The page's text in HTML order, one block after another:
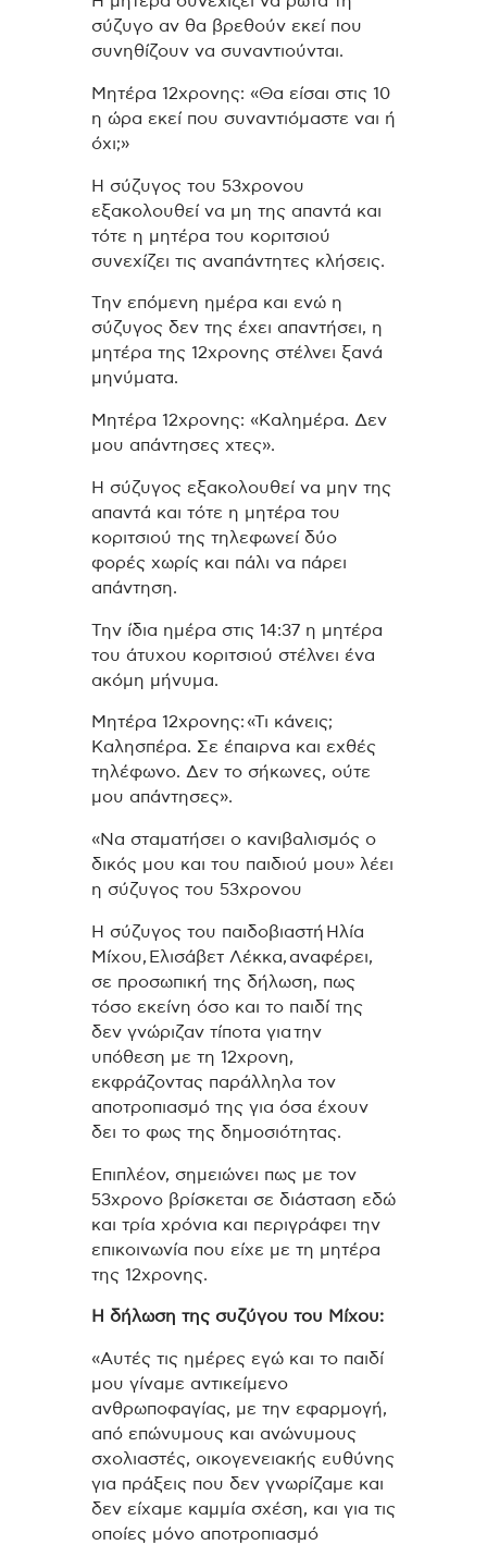
σύζυγο αν θα βρεθούν εκεί που
συνηθίζουν να συναντιούνται.
Μητέρα 12χρονης: «Θα είσαι στις 10
η ώρα εκεί που συναντιόμαστε ναι ή
όχι;»
Η σύζυγος του 53χρονου
εξακολουθεί να μη της απαντά και
τότε η μητέρα του κοριτσιού
συνεχίζει τις αναπάντητες κλήσεις.
Την επόμενη ημέρα και ενώ η
σύζυγος δεν της έχει απαντήσει, η
μητέρα της 12χρονης στέλνει ξανά
μηνύματα.
Μητέρα 12χρονης: «Καλημέρα. Δεν
μου απάντησες χτες».
Η σύζυγος εξακολουθεί να μην της
απαντά και τότε η μητέρα του
κοριτσιού της τηλεφωνεί δύο
φορές χωρίς και πάλι να πάρει
απάντηση.
Την ίδια ημέρα στις 14:37 η μητέρα
του άτυχου κοριτσιού στέλνει ένα
ακόμη μήνυμα.
Μητέρα 12χρονης: «Τι κάνεις;
Καλησπέρα. Σε έπαιρνα και εχθές
τηλέφωνο. Δεν το σήκωνες, ούτε
μου απάντησες».
«Να σταματήσει ο κανιβαλισμός ο
δικός μου και του παιδιού μου» λέει
η σύζυγος του 53χρονου
Η σύζυγος του παιδοβιαστή Ηλία
Μίχου, Ελισάβετ Λέκκα, αναφέρει,
σε προσωπική της δήλωση, πως
τόσο εκείνη όσο και το παιδί της
δεν γνώριζαν τίποτα για την
υπόθεση με τη 12χρονη,
εκφράζοντας παράλληλα τον
αποτροπιασμό της για όσα έχουν
δει το φως της δημοσιότητας.
Επιπλέον, σημειώνει πως με τον
53χρονο βρίσκεται σε διάσταση εδώ
και τρία χρόνια και περιγράφει την
επικοινωνία που είχε με τη μητέρα
της 12χρονης.
Η δήλωση της συζύγου του Μίχου:
«Αυτές τις ημέρες εγώ και το παιδί
μου γίναμε αντικείμενο
ανθρωποφαγίας, με την εφαρμογή,
από επώνυμους και ανώνυμους
σχολιαστές, οικογενειακής ευθύνης
για πράξεις που δεν γνωρίζαμε και
δεν είχαμε καμμία σχέση, και για τις
οποίες μόνο αποτροπιασμό